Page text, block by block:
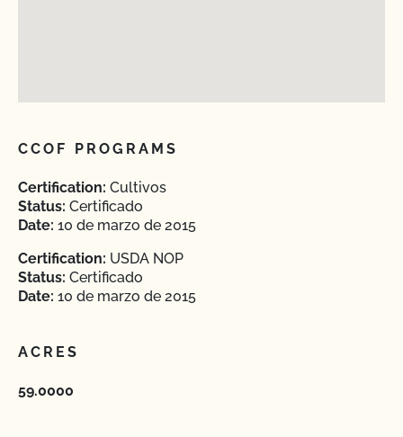
CCOF PROGRAMS
Certification: Cultivos
Status: Certificado
Date: 10 de marzo de 2015
Certification: USDA NOP
Status: Certificado
Date: 10 de marzo de 2015
ACRES
59.0000